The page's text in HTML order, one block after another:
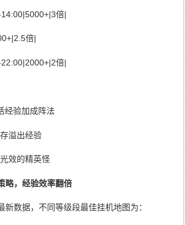
倍|
倍|
倍|
经验加成阵法
溢出经验
效的精英怪
略，经验效率翻倍
新数据，不同等级段最佳挂机地图为：